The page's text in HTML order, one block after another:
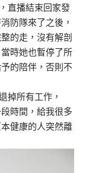
直播結束回家發
防隊來了之後，
的走，沒有解剖
時她也暫停了所
的陪伴，否則不
掉所有工作，
時間，給我很多
健康的人突然離